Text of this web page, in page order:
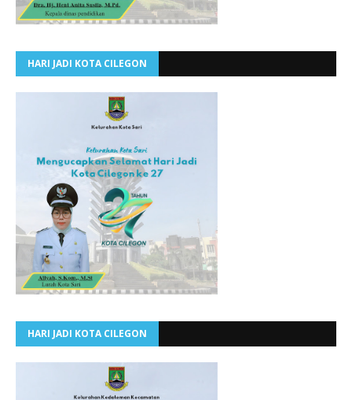
HARI JADI KOTA CILEGON
HARI JADI KOTA CILEGON